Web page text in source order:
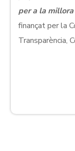
per a la
finançat per la
Transparència,